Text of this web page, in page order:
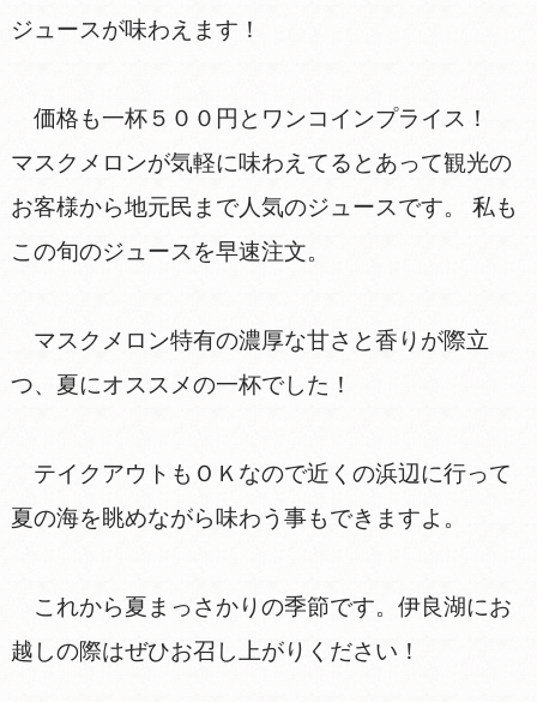
ジュースが味わえます！
価格も一杯５００円とワンコインプライス！
マスクメロンが気軽に味わえてるとあって観光の
お客様から地元民まで人気のジュースです。 私も
この旬のジュースを早速注文。
マスクメロン特有の濃厚な甘さと香りが際立
つ、夏にオススメの一杯でした！
テイクアウトもＯＫなので近くの浜辺に行って
夏の海を眺めながら味わう事もできますよ。
これから夏まっさかりの季節です。伊良湖にお
越しの際はぜひお召し上がりください！